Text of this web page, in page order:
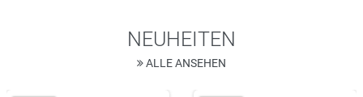
NEUHEITEN
ALLE ANSEHEN